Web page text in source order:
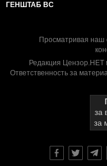
ГЕНШТАБ ВС
Просматривая наш
Редакция Цензор.НЕТ
Ответственность за
за
за